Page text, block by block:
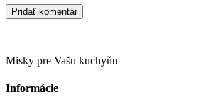
Misky pre Vašu kuchyňu
Informácie